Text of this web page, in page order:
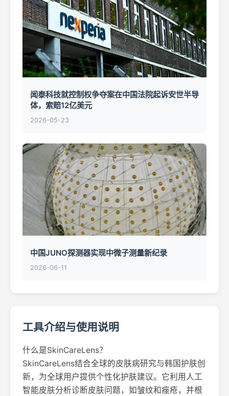
闻泰科技就控制权争夺案在中国法院起诉安世半导
体，索赔12亿美元
2026-05-23
中国JUNO探测器实现中微子测量新纪录
2026-06-11
工具介绍与使用说明
什么是SkinCareLens？
SkinCareLens结合全球的皮肤病研究与韩国护肤创
新，为全球用户提供个性化护肤建议。它利用人工
智能皮肤分析诊断皮肤问题，如皱纹和痤疮，并根